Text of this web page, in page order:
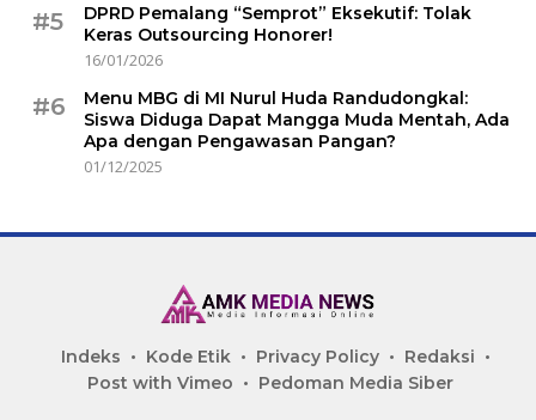
#5
DPRD Pemalang “Semprot” Eksekutif: Tolak
Keras Outsourcing Honorer!
16/01/2026
#6
Menu MBG di MI Nurul Huda Randudongkal:
Siswa Diduga Dapat Mangga Muda Mentah, Ada
Apa dengan Pengawasan Pangan?
01/12/2025
Indeks Kode Etik Privacy Policy
Redaksi
Post with Vimeo
Pedoman Media Siber